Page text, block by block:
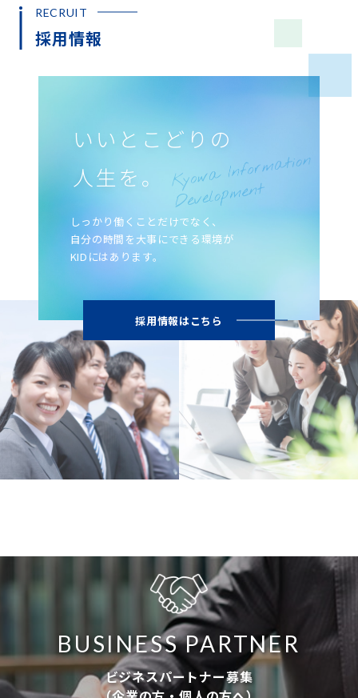
RECRUIT
採用情報
しっかり働くことだけでなく、
自分の時間を大事にできる環境が
KIDにはあります。
採用情報はこちら
BUSINESS PARTNER
ビジネスパートナー募集